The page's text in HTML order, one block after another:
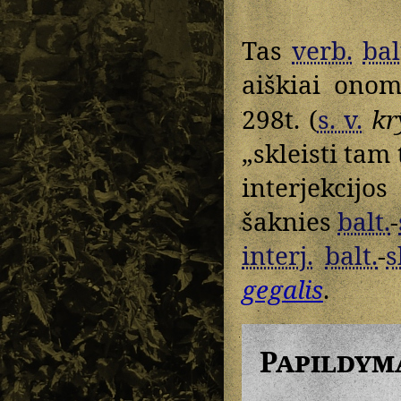
Tasverb.
aiškiai
298t. (s. v.
„skleisti
šakniesbalt.-
interj. balt.-
gegalis.